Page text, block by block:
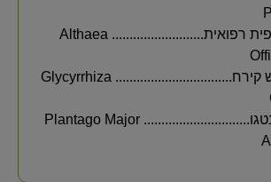
תמצית נטופית רפואית.......................... Althaea
תמצית שוש קירח................................. Glycyrrhiza
תמצית פלנטגו.............................. Plantago Major